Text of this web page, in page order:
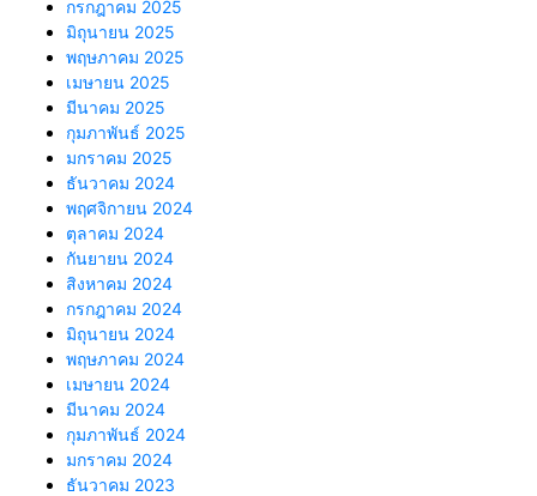
กรกฎาคม 2025
มิถุนายน 2025
พฤษภาคม 2025
เมษายน 2025
มีนาคม 2025
กุมภาพันธ์ 2025
มกราคม 2025
ธันวาคม 2024
พฤศจิกายน 2024
ตุลาคม 2024
กันยายน 2024
สิงหาคม 2024
กรกฎาคม 2024
มิถุนายน 2024
พฤษภาคม 2024
เมษายน 2024
มีนาคม 2024
กุมภาพันธ์ 2024
มกราคม 2024
ธันวาคม 2023